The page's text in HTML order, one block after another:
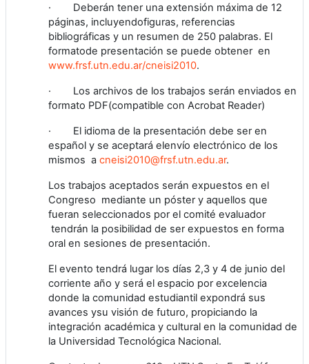
· Deberán tener una extensión máxima de 12
páginas, incluyendofiguras, referencias
bibliográficas y un resumen de 250 palabras. El
formatode presentación se puede obtener en
www.frsf.utn.edu.ar/cneisi2010.
· Los archivos de los trabajos serán enviados en
formato PDF(compatible con Acrobat Reader)
· El idioma de la presentación debe ser en
español y se aceptará elenvío electrónico de los
mismos a cneisi2010@frsf.utn.edu.ar.
Los trabajos aceptados serán expuestos en el
Congreso mediante un póster y aquellos que
fueran seleccionados por el comité evaluador
tendrán la posibilidad de ser expuestos en forma
oral en sesiones de presentación.
El evento tendrá lugar los días 2,3 y 4 de junio del
corriente año y será el espacio por excelencia
donde la comunidad estudiantil expondrá sus
avances ysu visión de futuro, propiciando la
integración académica y cultural en la comunidad de
la Universidad Tecnológica Nacional.